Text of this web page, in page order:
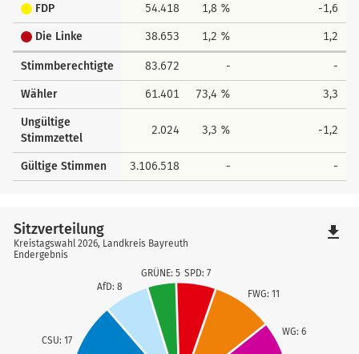
FDP 54.418 1,8 % -1,6
Die Linke 38.653 1,2 % 1,2
Stimmberechtigte 83.672 - -
Wähler 61.401 73,4 % 3,3
Ungültige
Stimmzettel
2.024 3,3 % -1,2
Gültige Stimmen 3.106.518 - -
CSU: 17
AfD: 8
GRÜNE: 5 SPD: 7
FWG: 11
WG: 6
Sitzverteilung
Kreistagswahl 2026, Landkreis Bayreuth
Endergebnis
file_download